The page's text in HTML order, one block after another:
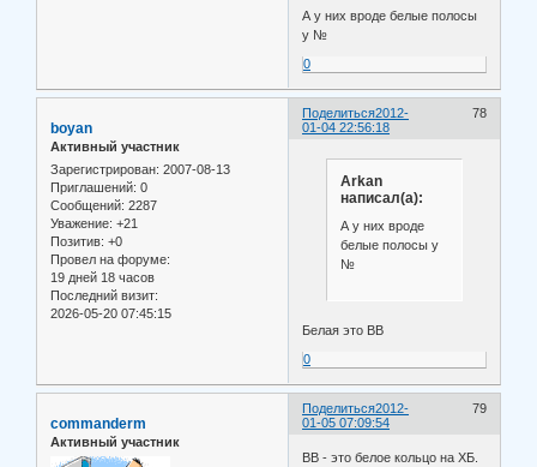
А у них вроде белые полосы
у №
0
Поделиться 78
2012-
01-04 22:56:18
boyan
Активный участник
Зарегистрирован: 2007-08-13
Приглашений: 0
Сообщений: 2287
Уважение: +21
Позитив: +0
Провел на форуме:
19 дней 18 часов
Последний визит:
2026-05-20 07:45:15
Arkan
написал(а):
А у них вроде
белые полосы у
№
Белая это ВВ
0
Поделиться 79
2012-
01-05 07:09:54
commanderm
Активный участник
ВВ - это белое кольцо на ХБ.